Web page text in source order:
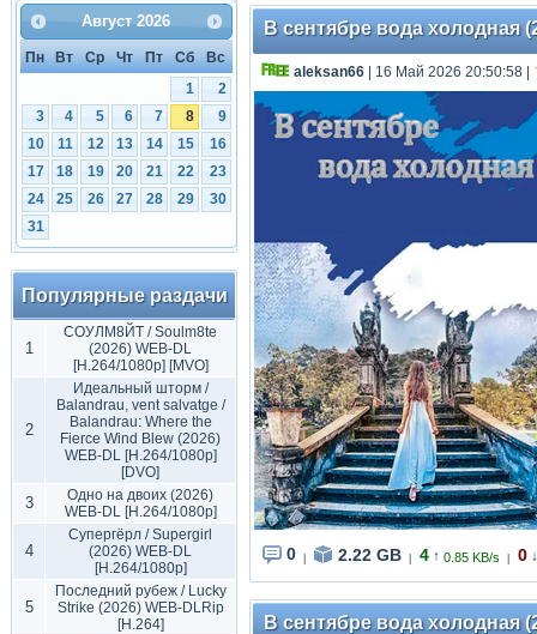
Август 2026
Пн Вт Ср Чт Пт Сб
Вс
1
2
3
4 5 6 7 8
9
10
11 12 13 14 15
16
17
18 19 20 21 22
23
24
25 26 27 28 29
30
31
Популярные раздачи
1
СОУЛМ8ЙТ / Soulm8te
(2026) WEB-DL
[H.264/1080p] [MVO]
2
Идеальный шторм /
Balandrau, vent salvatge /
Balandrau: Where the
Fierce Wind Blew (2026)
WEB-DL [H.264/1080p]
[DVO]
3
Одно на двоих (2026)
WEB-DL [H.264/1080p]
4
Супергёрл / Supergirl
(2026) WEB-DL
[H.264/1080p]
5
Последний рубеж / Lucky
Strike (2026) WEB-DLRip
[H.264]
В сентябре вода холодная
aleksan66 | 16 Май 2026 20:50:58
0 2.22 GB 4 ↑ 0.85 KB/s 0 ↓
В сентябре вода холодная